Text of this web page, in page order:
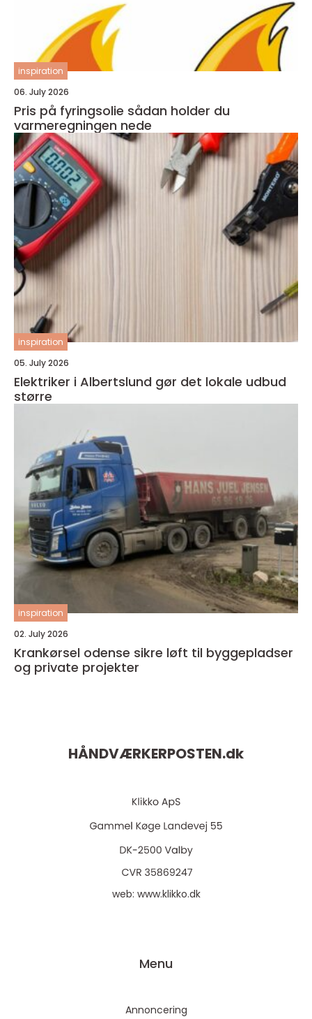
inspiration
06. July 2026
Pris på fyringsolie sådan holder du
varmeregningen nede
inspiration
05. July 2026
Elektriker i Albertslund gør det lokale udbud
større
inspiration
02. July 2026
Krankørsel odense sikre løft til byggepladser
og private projekter
HÅNDVÆRKERPOSTEN.dk
web: www.klikko.dk
Menu
Annoncering